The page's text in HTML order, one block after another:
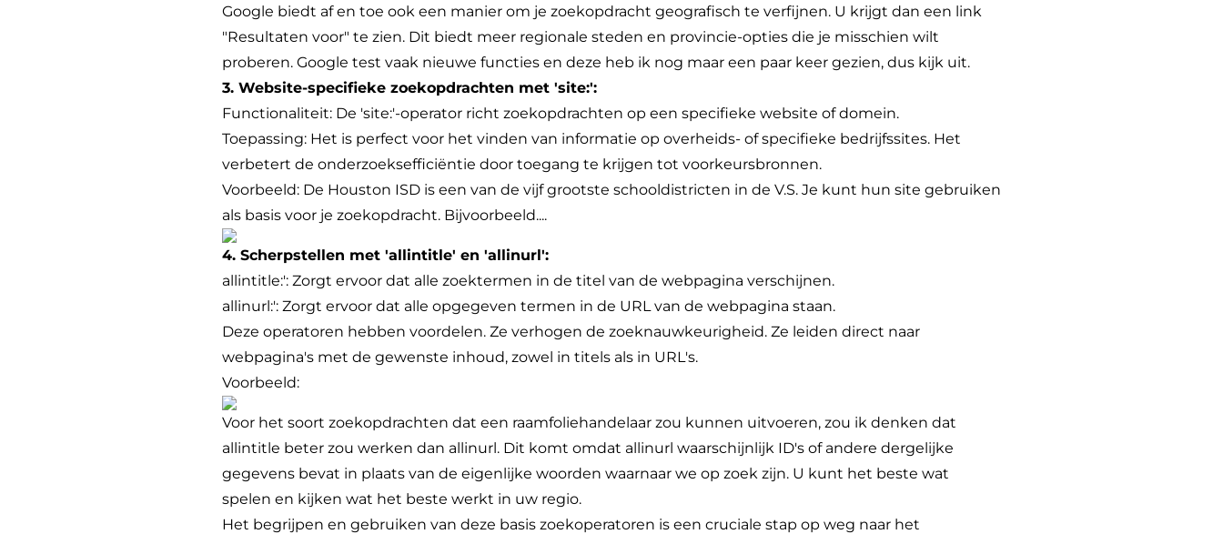
Google biedt af en toe ook een manier om je zoekopdracht geografisch te verfijnen. U krijgt dan een link
"Resultaten voor" te zien. Dit biedt meer regionale steden en provincie-opties die je misschien wilt
proberen. Google test vaak nieuwe functies en deze heb ik nog maar een paar keer gezien, dus kijk uit.
3. Website-specifieke zoekopdrachten met 'site:':
Functionaliteit: De 'site:'-operator richt zoekopdrachten op een specifieke website of domein.
Toepassing: Het is perfect voor het vinden van informatie op overheids- of specifieke bedrijfssites. Het
verbetert de onderzoeksefficiëntie door toegang te krijgen tot voorkeursbronnen.
Voorbeeld: De Houston ISD is een van de vijf grootste schooldistricten in de V.S. Je kunt hun site gebruiken
als basis voor je zoekopdracht. Bijvoorbeeld....
4. Scherpstellen met 'allintitle' en 'allinurl':
allintitle:': Zorgt ervoor dat alle zoektermen in de titel van de webpagina verschijnen.
allinurl:': Zorgt ervoor dat alle opgegeven termen in de URL van de webpagina staan.
Deze operatoren hebben voordelen. Ze verhogen de zoeknauwkeurigheid. Ze leiden direct naar
webpagina's met de gewenste inhoud, zowel in titels als in URL's.
Voorbeeld:
Voor het soort zoekopdrachten dat een raamfoliehandelaar zou kunnen uitvoeren, zou ik denken dat
allintitle beter zou werken dan allinurl. Dit komt omdat allinurl waarschijnlijk ID's of andere dergelijke
gegevens bevat in plaats van de eigenlijke woorden waarnaar we op zoek zijn. U kunt het beste wat
spelen en kijken wat het beste werkt in uw regio.
Het begrijpen en gebruiken van deze basis zoekoperatoren is een cruciale stap op weg naar het